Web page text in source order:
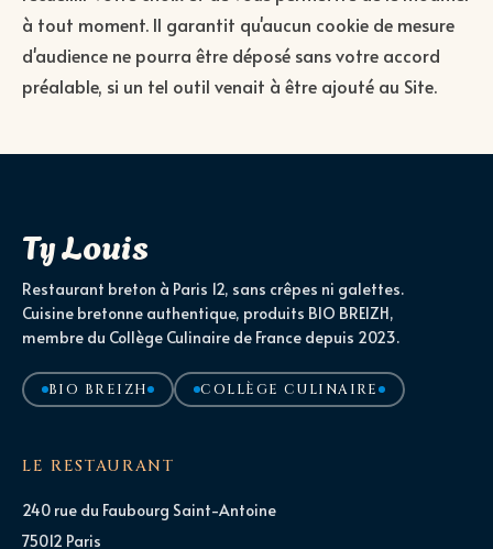
à tout moment. Il garantit qu'aucun cookie de mesure
d'audience ne pourra être déposé sans votre accord
préalable, si un tel outil venait à être ajouté au Site.
Ty Louis
Restaurant breton à Paris 12, sans crêpes ni galettes.
Cuisine bretonne authentique, produits BIO BREIZH,
membre du Collège Culinaire de France depuis 2023.
BIO BREIZH COLLÈGE CULINAIRE
LE RESTAURANT
240 rue du Faubourg Saint-Antoine
75012 Paris